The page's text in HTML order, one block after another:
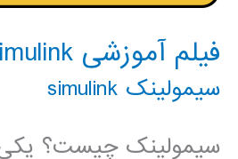
فیلم آموزشی simulink (عمومی)
سیمولینک simulink
سیمولینک چیست؟